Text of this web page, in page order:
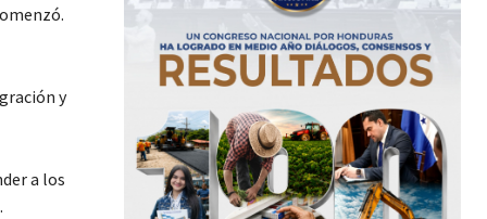
y
a los